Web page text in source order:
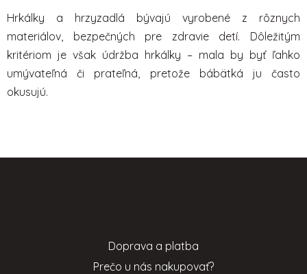
s
u
Hrkálky a hrzyzadlá bývajú vyrobené z rôznych
materiálov, bezpečných pre zdravie detí. Dôležitým
kritériom je však údržba hrkálky – mala by byť ľahko
umývateľná či prateľná, pretože bábätká ju často
okusujú.
Doprava a platba
Prečo u nás nakupovať?